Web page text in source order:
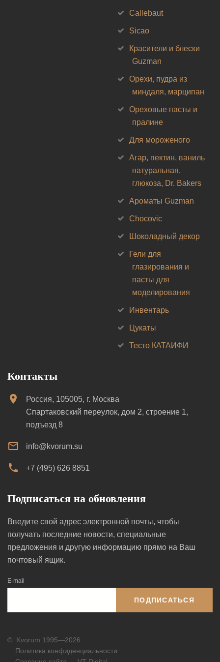
Callebaut
Sicao
Красители и блески
Guzman
Орехи, пудра из
миндаля, марципан
Ореховые пасты и
пралине
Для мороженого
Агар, пектин, ваниль
натуральная,
глюкоза, Dr. Bakers
Ароматы Guzman
Chocovic
Шоколадный декор
Гели для
глазирования и
пасты для
моделирования
Инвентарь
Цукаты
Тесто КАТАИФИ
Контакты
Россия, 105005, г. Москва
Спартаковский переулок, дом 2, строение 1,
подъезд 8
info@kvorum.su
+7 (495) 626 8851
Подписаться на обновления
Введите свой адрес электронной почты, чтобы
получать последние новости, специальные
предложения и другую информацию прямо на Ваш
почтовый ящик.
E-mail
ПОДПИСАТЬСЯ
© Kvorum 1995—2026
Политика конфиденциальности